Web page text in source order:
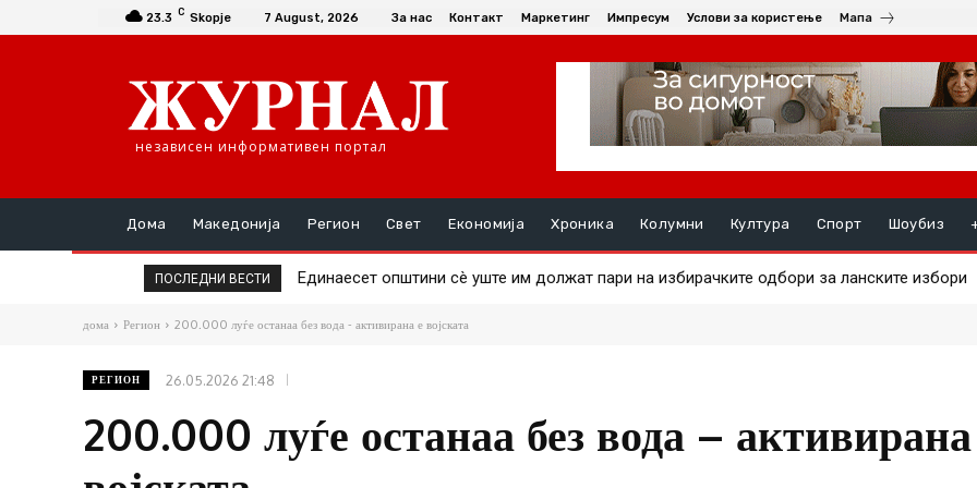
23.3 C Skopje 7 August, 2026 За нас Контакт Маркетинг Импресум Услови за користење Мапа
независен информативен портал
Дома Македонија Регион Свет Економија Хроника Колумни Култура Спорт Шоубиз
ПОСЛЕДНИ ВЕСТИ Единаесет општини сè уште им должат пари на избирачките одбори за ланските избори
Повторно скок на цената на златото
дома Регион 200.000 луѓе останаа без вода - активирана е војската
РЕГИОН 26.05.2026 21:48
200.000 луѓе останаа без вода –